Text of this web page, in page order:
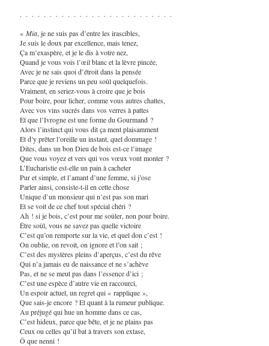
. . . . . . . . . . . . . . . . . . . . . . . . . .
« Mia, je ne suis pas d’entre les irascibles,
Je suis le doux par excellence, mais tenez,
Ça m’exaspère, et je le dis à votre nez,
Quand je vous vois l’œil blanc et la lèvre pincée,
Avec je ne sais quoi d’étroit dans la pensée
Parce que je reviens un peu soûl quelquefois.
Vraiment, en seriez-vous à croire que je bois
Pour boire, pour licher, comme vous autres chattes,
Avec vos vins sucrés dans vos verres à pattes
Et que l’Ivrogne est une forme du Gourmand ?
Alors l’instinct qui vous dit ça ment plaisamment
Et d’y prêter l’oreille un instant, quel dommage !
Dites, dans un bon Dieu de bois est-ce l’image
Que vous voyez et vers qui vos vœux vont monter ?
L’Eucharistie est-elle un pain à cacheter
Pur et simple, et l’amant d’une femme, si j’ose
Parler ainsi, consiste-t-il en cette chose
Unique d’un monsieur qui n’est pas son mari
Et se voit de ce chef tout spécial chéri ?
Ah ! si je bois, c’est pour me soûler, non pour boire.
Être soûl, vous ne savez pas quelle victoire
C’est qu’on remporte sur la vie, et quel don c’est !
On oublie, on revoit, on ignore et l’on sait ;
C’est des mystères pleins d’aperçus, c’est du rêve
Qui n’a jamais eu de naissance et ne s’achève
Pas, et ne se meut pas dans l’essence d’ici ;
C’est une espèce d’autre vie en raccourci,
Un espoir actuel, un regret qui « rapplique »,
Que sais-je encore ? Et quant à la rumeur publique.
Au préjugé qui hue un homme dans ce cas,
C’est hideux, parce que bête, et je ne plains pas
Ceux ou celles qu’il bat à travers son extase,
Ô que nenni !